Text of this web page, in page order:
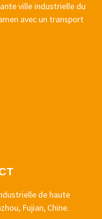
ville industrielle du
avec un transport
de haute
Fujian, Chine.